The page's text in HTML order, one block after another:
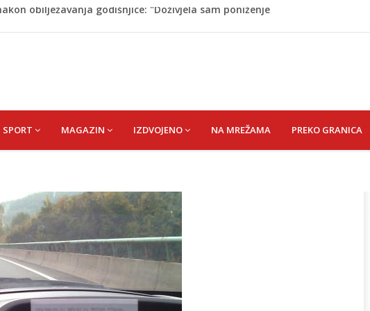
pada sa tobogana: Vlada šalje avion po njega
dojenja: Izazov s kojim se susreću mnoge mame
obilježavanja godišnjice: "Doživjela sam poniženje
sinu"
SPORT MAGAZIN IZDVOJENO NA MREŽAMA PREKO GRANICA